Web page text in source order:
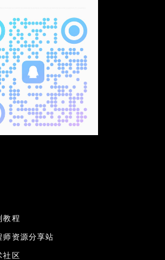
教程
a
new
师资源分享站
社区Opens